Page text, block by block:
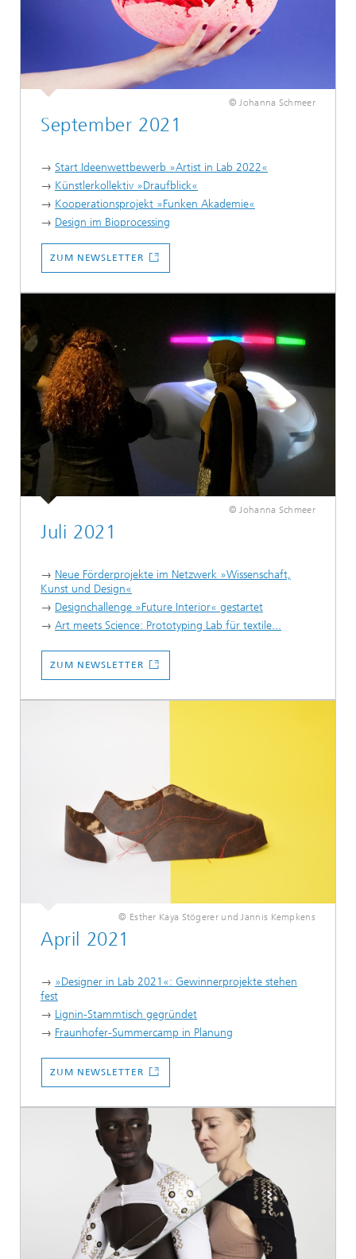
© Johanna Schmeer
September 2021
→ Start Ideenwettbewerb »Artist in Lab 2022«
→ Künstlerkollektiv »Draufblick«
→ Kooperationsprojekt »Funken Akademie«
→ Design im Bioprocessing
...
ZUM NEWSLETTER
© Johanna Schmeer
Juli 2021
→ Neue Förderprojekte im Netzwerk »Wissenschaft,
Kunst und Design«
→ Designchallenge »Future Interior« gestartet
→ Art meets Science: Prototyping Lab für textile...
ZUM NEWSLETTER
© Esther Kaya Stögerer und Jannis Kempkens
April 2021
→ »Designer in Lab 2021«: Gewinnerprojekte stehen
fest
→ Lignin-Stammtisch gegründet
→ Fraunhofer-Summercamp in Planung
ZUM NEWSLETTER